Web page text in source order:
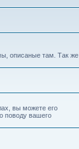
описаные там. Так же
вы можете его
поводу вашего